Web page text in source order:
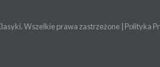
Wszelkie prawa zastrzeżone | Polityka